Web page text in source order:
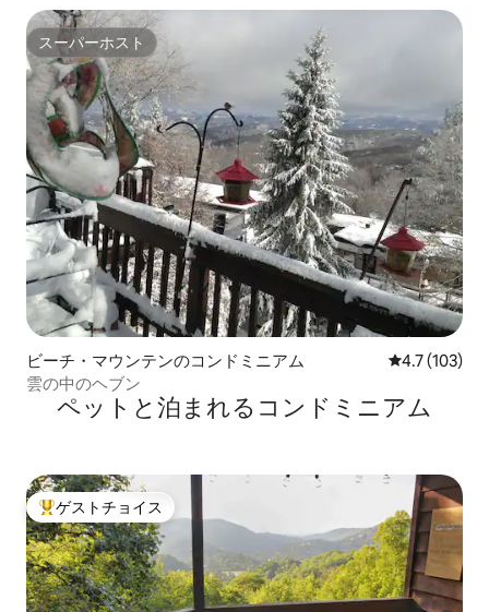
スーパーホスト
スーパーホスト
ビーチ・マウンテンのコンドミニアム レビュー103
4.7 (103)
雲の中のヘブン
ペットと泊まれるコンドミニアム
大好評のゲストチョイスです。
ゲストチョイス